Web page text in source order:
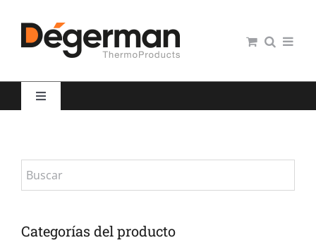
contenido
Toggle
Hospitales
Panaderías y Pastelerías
Categorías del producto